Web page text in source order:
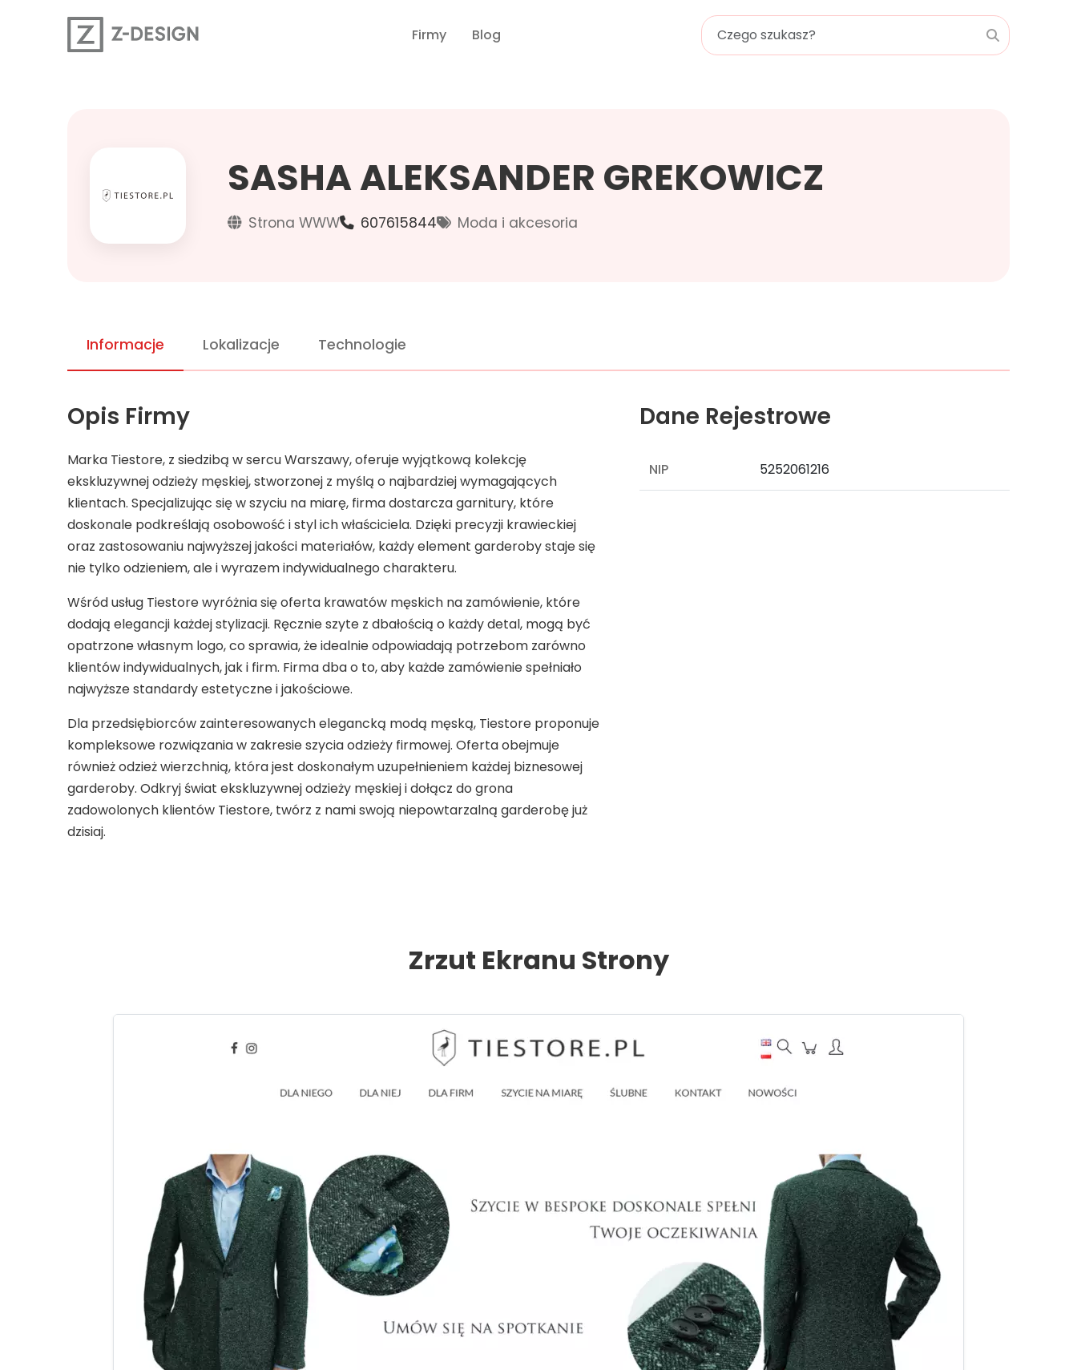
Firmy Blog
SASHA ALEKSANDER GREKOWICZ
Strona WWW 607615844 Moda i akcesoria
Informacje Lokalizacje Technologie
Opis Firmy
Marka Tiestore, z siedzibą w sercu Warszawy, oferuje wyjątkową kolekcję
ekskluzywnej odzieży męskiej, stworzonej z myślą o najbardziej wymagających
klientach. Specjalizując się w szyciu na miarę, firma dostarcza garnitury, które
doskonale podkreślają osobowość i styl ich właściciela. Dzięki precyzji krawieckiej
oraz zastosowaniu najwyższej jakości materiałów, każdy element garderoby staje się
nie tylko odzieniem, ale i wyrazem indywidualnego charakteru.
Wśród usług Tiestore wyróżnia się oferta krawatów męskich na zamówienie, które
dodają elegancji każdej stylizacji. Ręcznie szyte z dbałością o każdy detal, mogą być
opatrzone własnym logo, co sprawia, że idealnie odpowiadają potrzebom zarówno
klientów indywidualnych, jak i firm. Firma dba o to, aby każde zamówienie spełniało
najwyższe standardy estetyczne i jakościowe.
Dla przedsiębiorców zainteresowanych elegancką modą męską, Tiestore proponuje
kompleksowe rozwiązania w zakresie szycia odzieży firmowej. Oferta obejmuje
również odzież wierzchnią, która jest doskonałym uzupełnieniem każdej biznesowej
garderoby. Odkryj świat ekskluzywnej odzieży męskiej i dołącz do grona
zadowolonych klientów Tiestore, twórz z nami swoją niepowtarzalną garderobę już
dzisiaj.
Dane Rejestrowe
NIP 5252061216
Zrzut Ekranu Strony